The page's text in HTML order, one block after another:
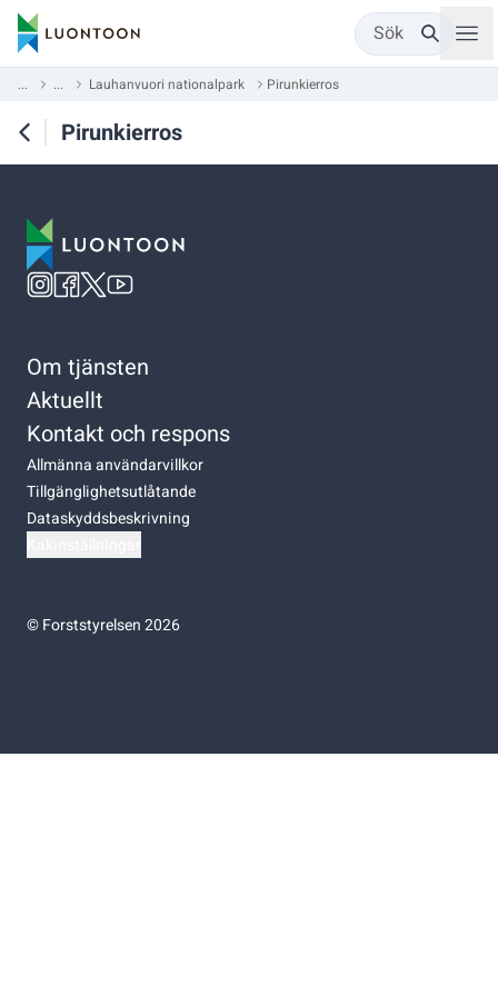
Sök
... ... Lauhanvuori nationalpark Pirunkierros
Pirunkierros
Om tjänsten
Aktuellt
Kontakt och respons
Allmänna användarvillkor
Tillgänglighetsutlåtande
Dataskyddsbeskrivning
©Forststyrelsen 2026